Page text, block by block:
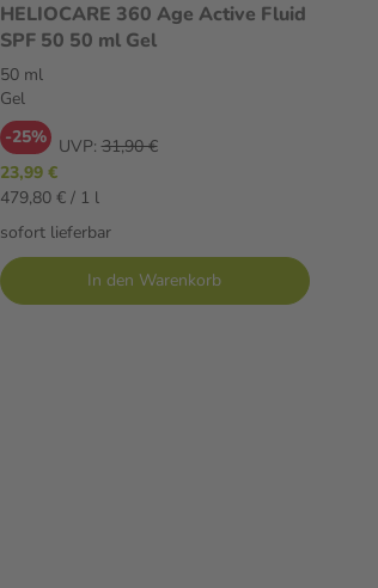
HELIOCARE 360 Age Active Fluid
SPF 50 50 ml Gel
50 ml
Gel
-25%
UVP: 31,90 €
23,99 €
479,80 € / 1 l
sofort lieferbar
In den Warenkorb